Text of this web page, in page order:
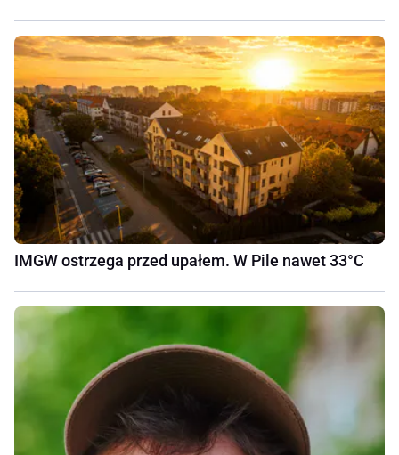
IMGW ostrzega przed upałem. W Pile nawet 33°C